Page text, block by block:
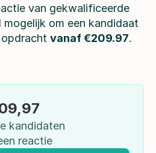
van gekwalificeerde
om een kandidaat
vanaf €209.97.
kandidaten
reactie